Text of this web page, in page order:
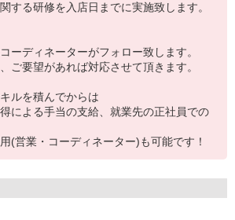
する研修を入店日までに実施致します。
ーディネーターがフォロー致します。
ご要望があれば対応させて頂きます。
ルを積んでからは
による手当の支給、就業先の正社員での
(営業・コーディネーター)も可能です！